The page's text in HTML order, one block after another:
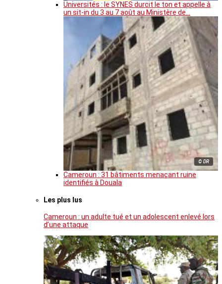
Universités : le SYNES durcit le ton et appelle à
un sit-in du 3 au 7 août au Ministère de…
© DR
Cameroun : 31 bâtiments menaçant ruine
identifiés à Douala
Les plus lus
Cameroun : un adulte tué et un adolescent enlevé lors
d’une attaque